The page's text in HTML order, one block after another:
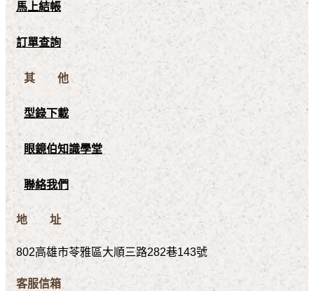
馬上結帳
訂單查詢
其 他
型錄下載
眼鏡伯知識學堂
聯絡我們
地 址
802高雄市苓雅區大順三路282巷143號
客服信箱